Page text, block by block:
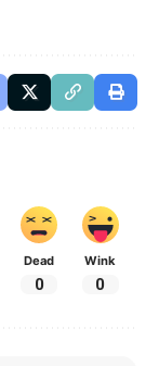
Dead
0
Wink
0